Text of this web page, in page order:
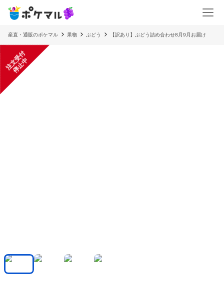
産直・通販のポケマル 果物 ぶどう 【訳あり】ぶどう詰め合わせ8月9月お届け
注
文
受
付
停
止
中